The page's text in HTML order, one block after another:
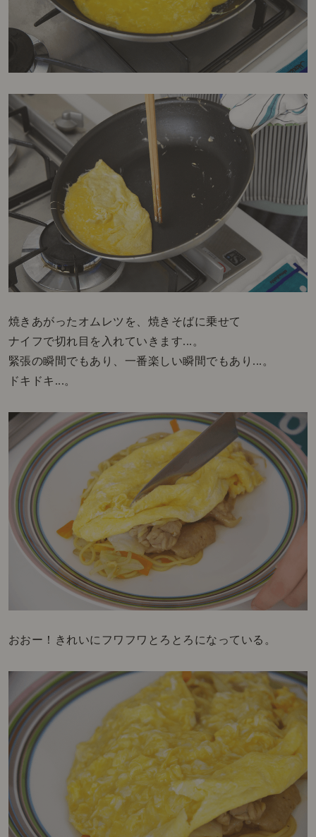
焼きあがったオムレツを、焼きそばに乗せて
ナイフで切れ目を入れていきます...。
緊張の瞬間でもあり、一番楽しい瞬間でもあり...。
ドキドキ...。
おおー！きれいにフワフワとろとろになっている。